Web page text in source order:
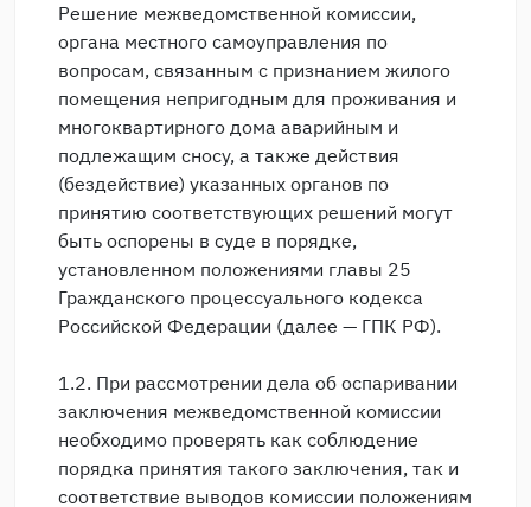
Решение межведомственной комиссии,
органа местного самоуправления по
вопросам, связанным с признанием жилого
помещения непригодным для проживания и
многоквартирного дома аварийным и
подлежащим сносу, а также действия
(бездействие) указанных органов по
принятию соответствующих решений могут
быть оспорены в суде в порядке,
установленном положениями главы 25
Гражданского процессуального кодекса
Российской Федерации (далее — ГПК РФ).
1.2. При рассмотрении дела об оспаривании
заключения межведомственной комиссии
необходимо проверять как соблюдение
порядка принятия такого заключения, так и
соответствие выводов комиссии положениям